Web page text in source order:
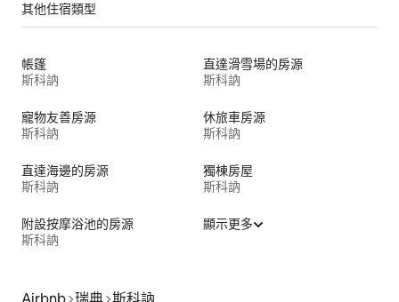
其他住宿類型
帳篷
斯科訥
直達滑雪場的房源
斯科訥
寵物友善房源
斯科訥
休旅車房源
斯科訥
直達海邊的房源
斯科訥
獨棟房屋
斯科訥
附設按摩浴池的房源
斯科訥
顯示更多